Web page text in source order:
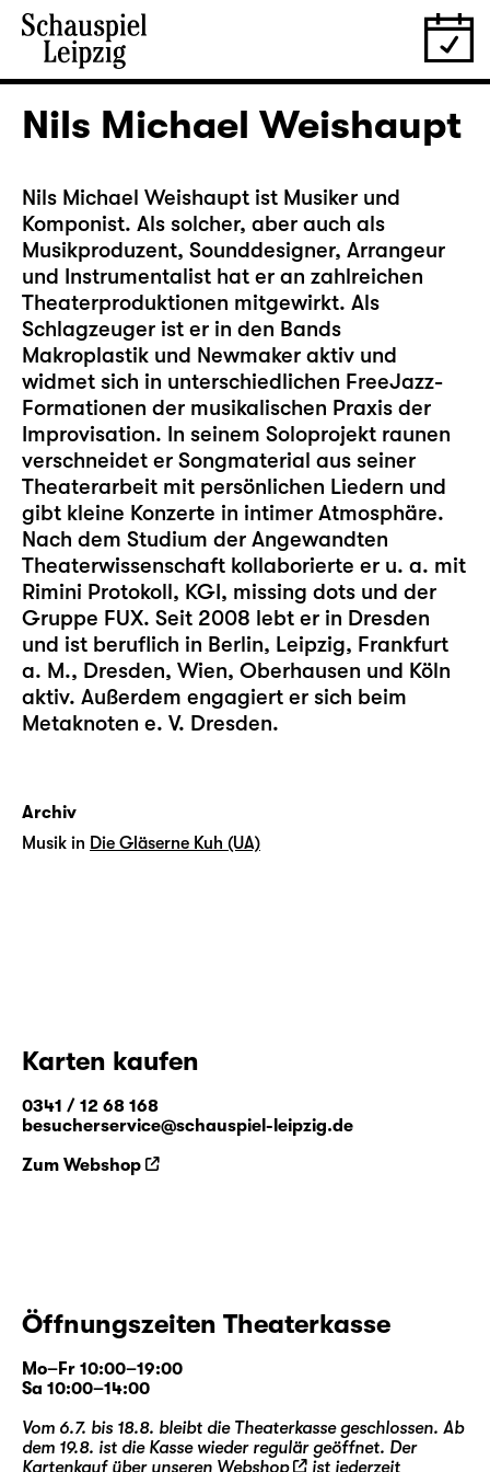
Nils Michael Weishaupt
Nils Michael Weishaupt ist Musiker und
Komponist. Als solcher, aber auch als
Musikproduzent, Sounddesigner, Arrangeur
und Instrumentalist hat er an zahlreichen
Theaterproduktionen mitgewirkt. Als
Schlagzeuger ist er in den Bands
Makroplastik und Newmaker aktiv und
widmet sich in unterschiedlichen FreeJazz-
Formationen der musikalischen Praxis der
Improvisation. In seinem Soloprojekt raunen
verschneidet er Songmaterial aus seiner
Theaterarbeit mit persönlichen Liedern und
gibt kleine Konzerte in intimer Atmosphäre.
Nach dem Studium der Angewandten
Theaterwissenschaft kollaborierte er u. a. mit
Rimini Protokoll, KGI, missing dots und der
Gruppe FUX. Seit 2008 lebt er in Dresden
und ist beruflich in Berlin, Leipzig, Frankfurt
a. M., Dresden, Wien, Oberhausen und Köln
aktiv. Außerdem engagiert er sich beim
Metaknoten e. V. Dresden.
Archiv
Musik in Die Gläserne Kuh (UA)
Karten kaufen
0341 / 12 68 168
besucherservice@schauspiel-leipzig.de
Zum Webshop
Öffnungszeiten Theaterkasse
Mo–Fr 10:00–19:00
Sa 10:00–14:00
Vom 6.7. bis 18.8. bleibt die Theaterkasse geschlossen. Ab
dem 19.8. ist die Kasse wieder regulär geöffnet. Der
Kartenkauf über unseren Webshop ist jederzeit